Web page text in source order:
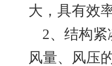
大，具有效
2、结构紧
风量、风压